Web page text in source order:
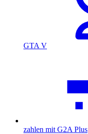
GTA V
zahlen mit G2A Plus